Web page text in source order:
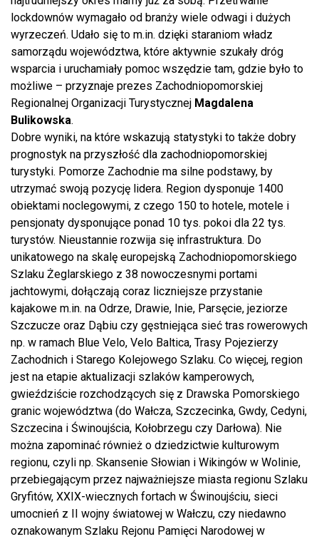
lockdownów wymagało od branży wiele odwagi i dużych
wyrzeczeń. Udało się to m.in. dzięki staraniom władz
samorządu województwa, które aktywnie szukały dróg
wsparcia i uruchamiały pomoc wszędzie tam, gdzie było to
możliwe – przyznaje prezes Zachodniopomorskiej
Regionalnej Organizacji Turystycznej Magdalena
Bulikowska.
Dobre wyniki, na które wskazują statystyki to także dobry
prognostyk na przyszłość dla zachodniopomorskiej
turystyki. Pomorze Zachodnie ma silne podstawy, by
utrzymać swoją pozycję lidera. Region dysponuje 1400
obiektami noclegowymi, z czego 150 to hotele, motele i
pensjonaty dysponujące ponad 10 tys. pokoi dla 22 tys.
turystów. Nieustannie rozwija się infrastruktura. Do
unikatowego na skalę europejską Zachodniopomorskiego
Szlaku Żeglarskiego z 38 nowoczesnymi portami
jachtowymi, dołączają coraz liczniejsze przystanie
kajakowe m.in. na Odrze, Drawie, Inie, Parsęcie, jeziorze
Szczucze oraz Dąbiu czy gęstniejąca sieć tras rowerowych
np. w ramach Blue Velo, Velo Baltica, Trasy Pojezierzy
Zachodnich i Starego Kolejowego Szlaku. Co więcej, region
jest na etapie aktualizacji szlaków kamperowych,
gwieździście rozchodzących się z Drawska Pomorskiego
granic województwa (do Wałcza, Szczecinka, Gwdy, Cedyni,
Szczecina i Świnoujścia, Kołobrzegu czy Darłowa). Nie
można zapominać również o dziedzictwie kulturowym
regionu, czyli np. Skansenie Słowian i Wikingów w Wolinie,
przebiegającym przez najważniejsze miasta regionu Szlaku
Gryfitów, XXIX-wiecznych fortach w Świnoujściu, sieci
umocnień z II wojny światowej w Wałczu, czy niedawno
oznakowanym Szlaku Rejonu Pamięci Narodowej w